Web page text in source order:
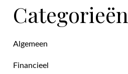
Categorieën
Algemeen
Financieel